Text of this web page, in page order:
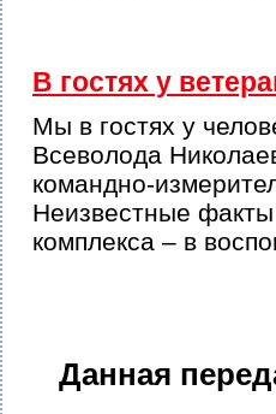
В гостях у
Мы в гостях у
Всеволода
командно-
Неизвестные факты
комплекса – в
Данная